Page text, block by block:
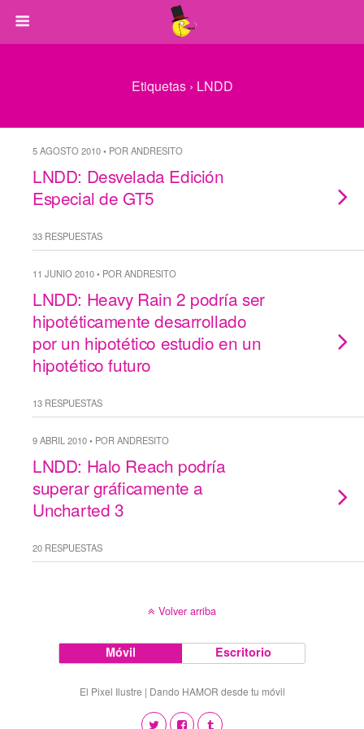
Etiquetas › LNDD
5 AGOSTO 2010 • POR ANDRESITO
LNDD: Desvelada Edición
Especial de GT5
33 RESPUESTAS
11 JUNIO 2010 • POR ANDRESITO
LNDD: Heavy Rain 2 podría ser
hipotéticamente desarrollado
por un hipotético estudio en un
hipotético futuro
13 RESPUESTAS
9 ABRIL 2010 • POR ANDRESITO
LNDD: Halo Reach podría
superar gráficamente a
Uncharted 3
20 RESPUESTAS
Volver arriba
Móvil Escritorio
El Pixel Ilustre | Dando HAMOR desde tu móvil